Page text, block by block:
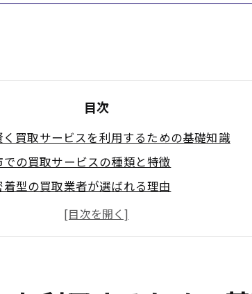
目次
買取サービスを利用するための基礎知識
での買取サービスの種類と特徴
着型の買取業者が選ばれる理由
約を結ぶ前に確認しておくべきこと
で人気の買取アイテムとそのトレンド